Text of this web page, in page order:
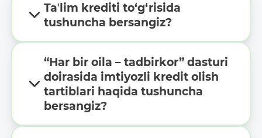
Taʼlim krediti to‘g‘risida
tushuncha bersangiz?
“Har bir oila – tadbirkor” dasturi
doirasida imtiyozli kredit olish
tartiblari haqida tushuncha
bersangiz?